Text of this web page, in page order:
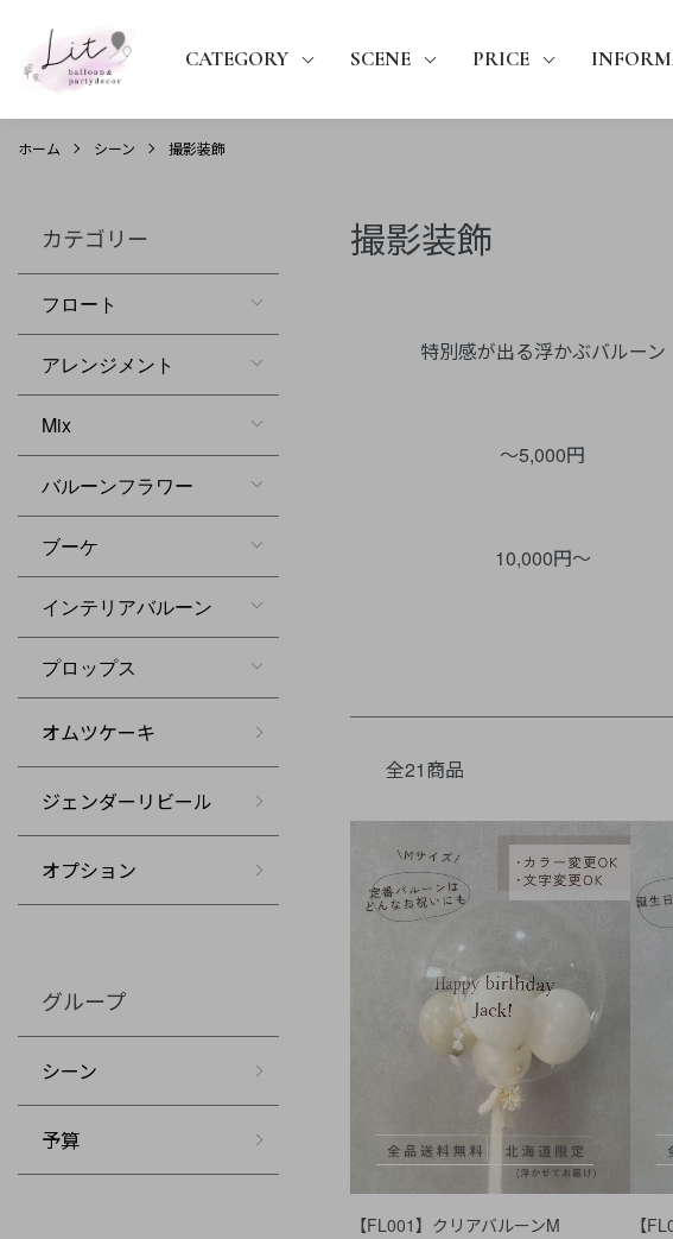
CATEGORY SCENE PRICE
ホーム シーン 撮影装飾
撮影装飾
特別感が出る浮かぶバルーン
～5,000円
10,000円～
全21商品
【FL001】クリアバルーンM
【
カテゴリー
フロート
アレンジメント
Mix
バルーンフラワー
ブーケ
インテリアバルーン
プロップス
オムツケーキ
ジェンダーリビール
オプション
グループ
シーン
予算